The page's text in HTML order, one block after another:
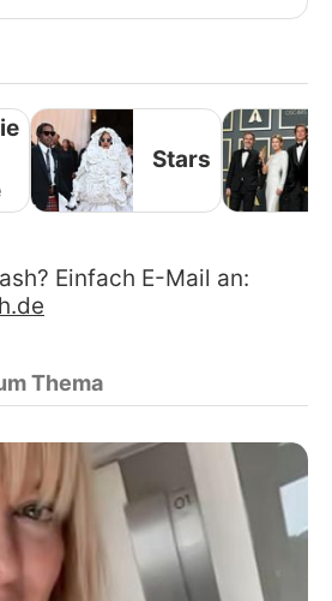
Stars
Einfach E-Mail an:
Thema